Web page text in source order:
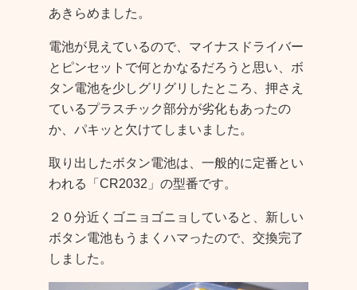
あきらめました。
電池が見えているので、マイナスドライバー
とピンセットで何とかなるだろうと思い、ボ
タン電池を少しグリグリしたところ、押さえ
ているプラスチック部分が劣化もあったの
か、パキッと欠けてしまいました。
取り出したボタン電池は、一般的に定番とい
われる「CR2032」の型番です。
２０分近くゴニョゴニョしていると、新しい
ボタン電池もうまくハマったので、交換完了
しました。